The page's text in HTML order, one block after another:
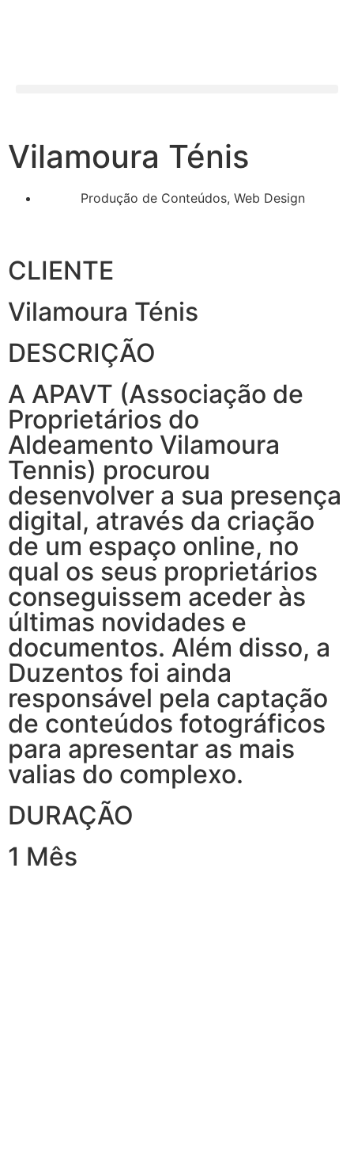
Vilamoura Ténis
Produção de Conteúdos, Web Design
CLIENTE
Vilamoura Ténis
DESCRIÇÃO
A APAVT (Associação de
Proprietários do
Aldeamento Vilamoura
Tennis) procurou
desenvolver a sua presença
digital, através da criação
de um espaço online, no
qual os seus proprietários
conseguissem aceder às
últimas novidades e
documentos. Além disso, a
Duzentos foi ainda
responsável pela captação
de conteúdos fotográficos
para apresentar as mais
valias do complexo.
DURAÇÃO
1 Mês